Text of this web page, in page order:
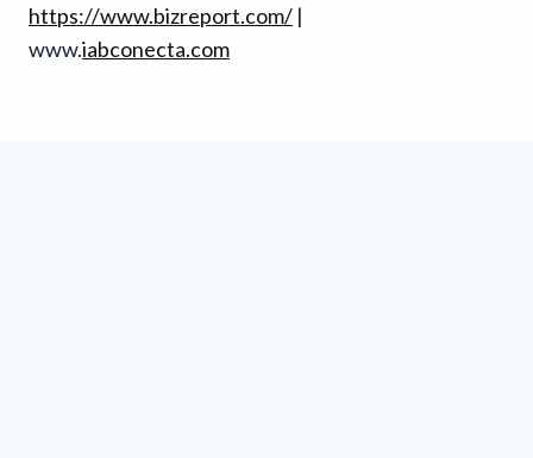
https://www.bizreport.com/ |
www.iabconecta.com